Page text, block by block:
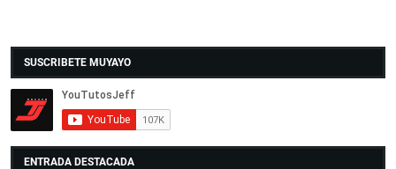
SUSCRIBETE MUYAYO
ENTRADA DESTACADA